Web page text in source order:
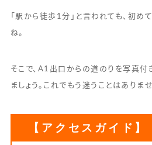
「駅から徒歩1分」と言われても、初め
ね。
そこで、A1出口からの道のりを写真付
ましょう。これでもう迷うことはありませ
【アクセスガイド】